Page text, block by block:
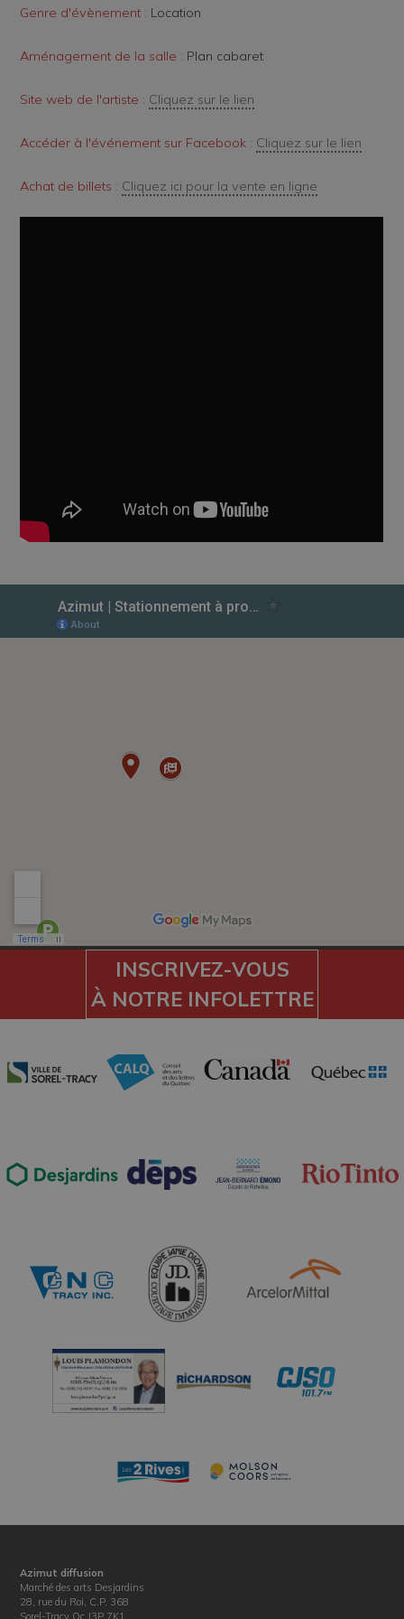
Genre d'évènement : Location
Aménagement de la salle : Plan cabaret
Site web de l'artiste : Cliquez sur le lien
Accéder à l'événement sur Facebook : Cliquez sur le lien
Achat de billets : Cliquez ici pour la vente en ligne
INSCRIVEZ-VOUS
À NOTRE INFOLETTRE
Azimut diffusion
Marché des arts Desjardins
28, rue du Roi, C.P. 368
Sorel-Tracy Qc J3P 7K1